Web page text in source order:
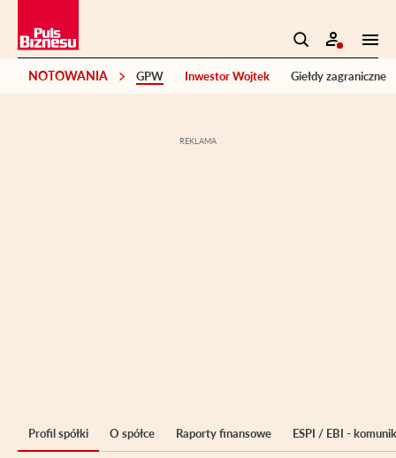
NOTOWANIA GPW Inwestor Wojtek Giełdy zagraniczne
Profil spółki O spółce Raporty finansowe ESPI / EBI -